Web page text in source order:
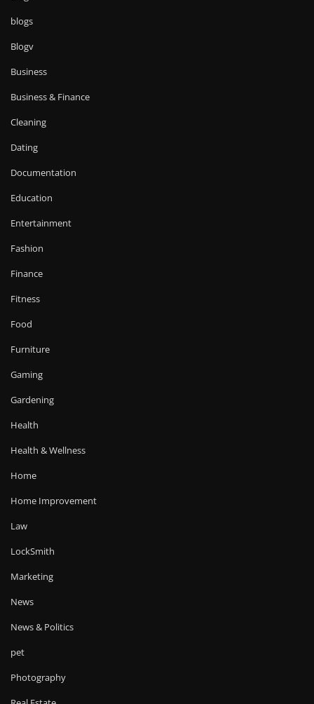
blogs
Blogv
Business
Business & Finance
Cleaning
Dating
Documentation
Education
Entertainment
Fashion
Finance
Fitness
Food
Furniture
Gaming
Gardening
Health
Health & Wellness
Home
Home Improvement
Law
LockSmith
Marketing
News
News & Politics
pet
Photography